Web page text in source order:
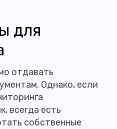
для
отдавать
Однако, если
всегда есть
собственные